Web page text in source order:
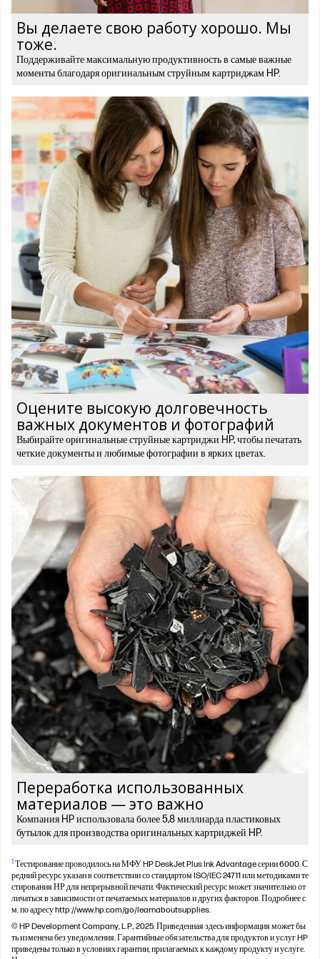
Вы делаете свою работу хорошо. Мы
тоже.
Поддерживайте максимальную продуктивность в самые важные
моменты благодаря оригинальным струйным картриджам HP.
Оцените высокую долговечность
важных документов и фотографий
Выбирайте оригинальные струйные картриджи HP, чтобы печатать
четкие документы и любимые фотографии в ярких цветах.
Переработка использованных
материалов — это важно
Компания HP использовала более 5,8 миллиарда пластиковых
бутылок для производства оригинальных картриджей HP.
1 Тестирование проводилось на МФУ HP DeskJet Plus Ink Advantage серии 6000. С
редний ресурс указан в соответствии со стандартом ISO/IEC 24711 или методиками те
стирования НР для непрерывной печати. Фактический ресурс может значительно от
личаться в зависимости от печатаемых материалов и других факторов. Подробнее с
м. по адресу http://www.hp.com/go/learnaboutsupplies.
© HP Development Company, L.P., 2025. Приведенная здесь информация может бы
ть изменена без уведомления. Гарантийные обязательства для продуктов и услуг HP
приведены только в условиях гарантии, прилагаемых к каждому продукту и услуге.